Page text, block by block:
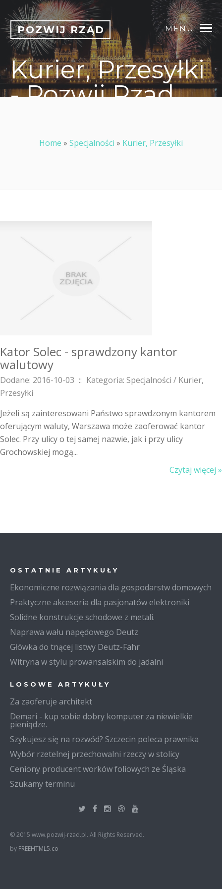
MENU
POZWIJ RZĄD
Kurier, Przesyłki
- Pozwij Rząd
Home » Specjalności » Kurier, Przesyłki
Kator Solec - sprawdzony kantor
walutowy
Dodane: 2016-10-03 :: Kategoria: Specjalności / Kurier,
Przesyłki
Jeżeli są zainteresowani Państwo sprawdzonym kantorem
oferującym waluty, Warszawa może zaoferować kantor
Solec. Przy ulicy o tej samej nazwie, jak i przy ulicy
Grochowskiej mogą...
Czytaj więcej »
OSTATNIE ARTYKUŁY
Ekonomiczne rozwiązania dla gospodarstw domowych
Praktyczne akcesoria dla pasjonatów elektroniki
Solidne konstrukcje schodowe z metali.
Naprawa wału napędowego Deutz
Główka do tnącej listwy Deutz-Fahr
Witryna w stylu prowansalskim do jadalni
LOSOWE ARTYKUŁY
Za zaoferuje architekt
Demari - kup sobie dobry komputer za niewielkie
pieniądze.
Szykujesz się na rozwód? Szczecin poleca prawnika
Wybór rzetelnej przechowalni rzeczy w stolicy
Ceniony producent worków foliowych ze Śląska
Szukamy terminu
© 2015 www.pozwij-rzad.pl. All Rights Reserved.
by FREEHTML5.co